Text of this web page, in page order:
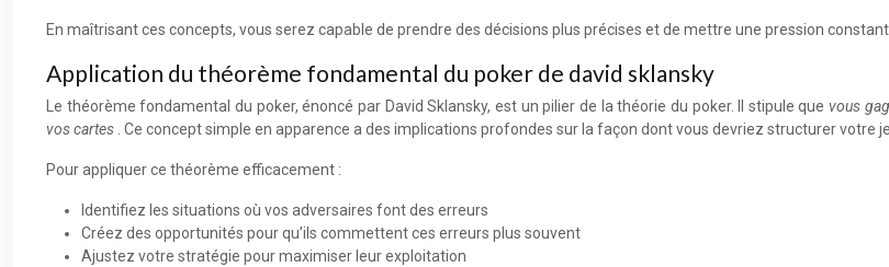
En maîtrisant ces concepts, vous serez capable de prendre des décisions plus précises et de mettre une pression
Application du théorème fondamental du poker de david sklansky
Le théorème fondamental du poker, énoncé par David Sklansky, est un pilier de la théorie du poker. Il stipule quevous
vos cartes . Ce concept simple en apparence a des implications profondes sur la façon dont vous devriez structurer votre
Pour appliquer ce théorème efficacement :
Identifiez les situations où vos adversaires font des erreurs
Créez des opportunités pour qu’ils commettent ces erreurs plus souvent
Ajustez votre stratégie pour maximiser leur exploitation